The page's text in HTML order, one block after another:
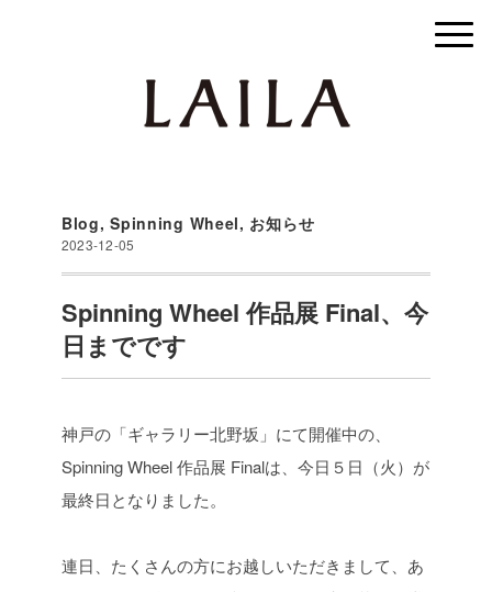
Blog,Spinning Wheel, お知らせ
2023-12-05
Spinning Wheel 作品展 Final、今
日までです
神戸の「ギャラリー北野坂」にて開催中の、
Spinning Wheel 作品展 Finalは、 今日５日（火）が
最終日となりました。
連日、たくさんの方にお越しいただきまして、あ